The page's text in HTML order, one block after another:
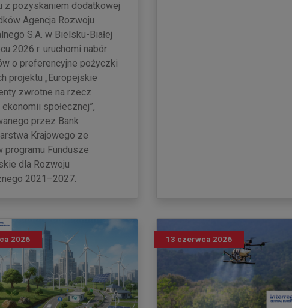
z pozyskaniem dodatkowej
Agencja Rozwoju
S.A. w Bielsku-Białej
2026 r. uruchomi nabór
o preferencyjne pożyczki
projektu „Europejskie
zwrotne na rzecz
społecznej”,
przez Bank
Krajowego ze
programu Fundusze
dla Rozwoju
2021–2027.
2026 13 czerwca 2026